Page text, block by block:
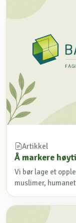
Artikkel
Å markere
Vi bør lage et
muslimer,